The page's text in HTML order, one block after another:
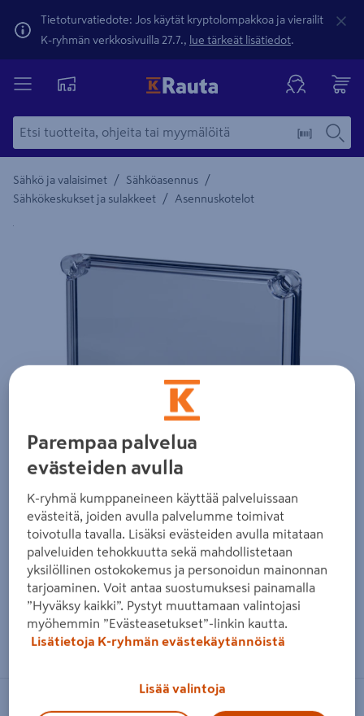
Tietoturvatiedote: Jos käytät kryptolompakkoa ja vierailit
K-ryhmän verkkosivuilla 27.7., lue tärkeät lisätiedot.
Sähkö ja valaisimet / Sähköasennus /
Sähkökeskukset ja sulakkeet / Asennuskotelot
Yksityiskohtainen kuvaus löytyy Tuotteen kuvaus -
Zoomaa kuvaa sormilla kosketusnäytöllä
Parempaa palvelua
evästeiden avulla
K-ryhmä kumppaneineen käyttää palveluissaan
evästeitä, joiden avulla palvelumme toimivat
toivotulla tavalla. Lisäksi evästeiden avulla mitataan
palveluiden tehokkuutta sekä mahdollistetaan
yksilöllinen ostokokemus ja personoidun mainonnan
tarjoaminen. Voit antaa suostumuksesi painamalla
”Hyväksy kaikki”. Pystyt muuttamaan valintojasi
myöhemmin ”Evästeasetukset”-linkin kautta.
Lisätietoja K-ryhmän evästekäytännöistä
Lisää valintoja